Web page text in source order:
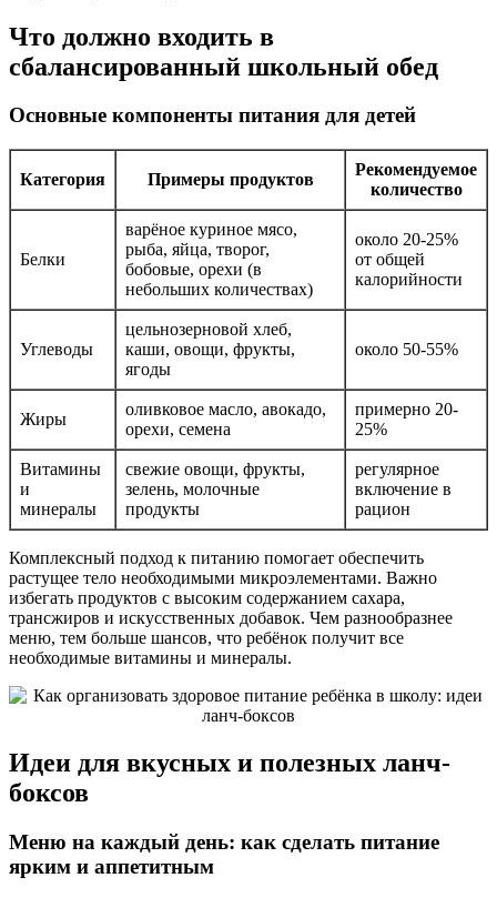
Что должно входить в
сбалансированный школьный обед
Основные компоненты питания для детей
Категория Примеры продуктов
Рекомендуемое
количество
Белки
варёное куриное мясо,
рыба, яйца, творог,
бобовые, орехи (в
небольших количествах)
около 20-25%
от общей
калорийности
Углеводы
цельнозерновой хлеб,
каши, овощи, фрукты,
ягоды
около 50-55%
Жиры
оливковое масло, авокадо,
орехи, семена
примерно 20-
25%
Витамины
и
минералы
свежие овощи, фрукты,
зелень, молочные
продукты
регулярное
включение в
рацион
Комплексный подход к питанию помогает обеспечить
растущее тело необходимыми микроэлементами. Важно
избегать продуктов с высоким содержанием сахара,
трансжиров и искусственных добавок. Чем разнообразнее
меню, тем больше шансов, что ребёнок получит все
необходимые витамины и минералы.
Идеи для вкусных и полезных ланч-
боксов
Меню на каждый день: как сделать питание
ярким и аппетитным